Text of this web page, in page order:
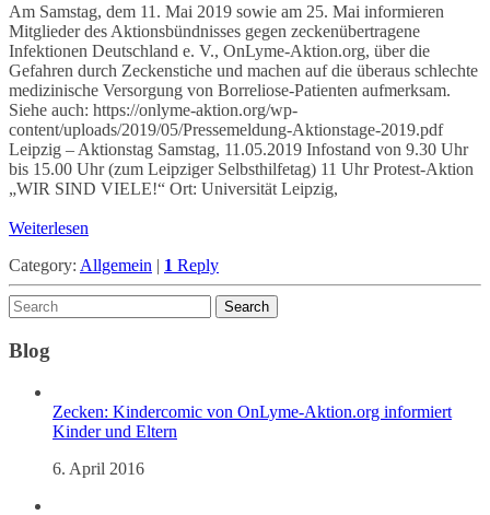
Am Samstag, dem 11. Mai 2019 sowie am 25. Mai informieren
Mitglieder des Aktionsbündnisses gegen zeckenübertragene
Infektionen Deutschland e. V., OnLyme-Aktion.org, über die
Gefahren durch Zeckenstiche und machen auf die überaus schlechte
medizinische Versorgung von Borreliose-Patienten aufmerksam.
Siehe auch: https://onlyme-aktion.org/wp-
content/uploads/2019/05/Pressemeldung-Aktionstage-2019.pdf
Leipzig – Aktionstag Samstag, 11.05.2019 Infostand von 9.30 Uhr
bis 15.00 Uhr (zum Leipziger Selbsthilfetag) 11 Uhr Protest-Aktion
„WIR SIND VIELE!“ Ort: Universität Leipzig,
Weiterlesen
Category: Allgemein | 1 Reply
Blog
Zecken: Kindercomic von OnLyme-Aktion.org informiert
Kinder und Eltern
6. April 2016